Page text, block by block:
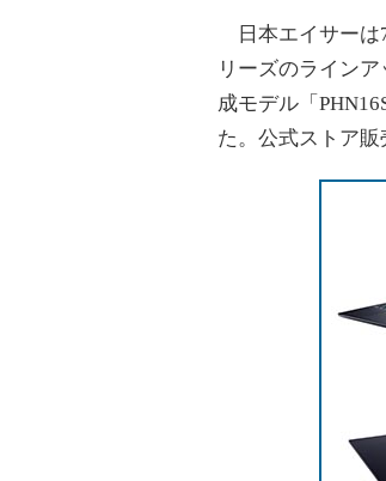
日本エイサーは
リーズのライン
成モデル「
た。公式ストア販